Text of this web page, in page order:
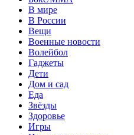
В мире
В России
Вещи
Военные новости
Волейбол
Гаджеты
Дети
Дом и сад
Еда
Звёзды
Здоровье
Игры